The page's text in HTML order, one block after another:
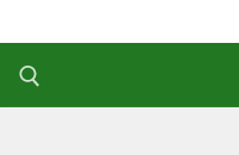
Inhalt
springen